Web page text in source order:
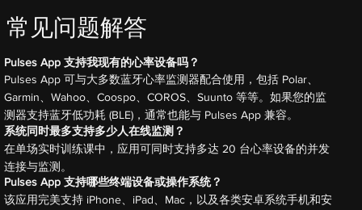
常见问题解答
Pulses App 支持我现有的心率设备吗？
Pulses App 可与大多数蓝牙心率监测器配合使用，包括 Polar、
Garmin、Wahoo、Coospo、COROS、Suunto 等等。如果您的监
测器支持蓝牙低功耗 (BLE)，通常也能与 Pulses App 兼容。
系统同时最多支持多少人在线监测？
在单场实时训练课中，应用可同时支持多达 20 台心率设备的并发
连接与监测。
Pulses App 支持哪些终端设备或操作系统？
该应用完美支持 iPhone、iPad、Mac，以及各类安卓系统手机和安